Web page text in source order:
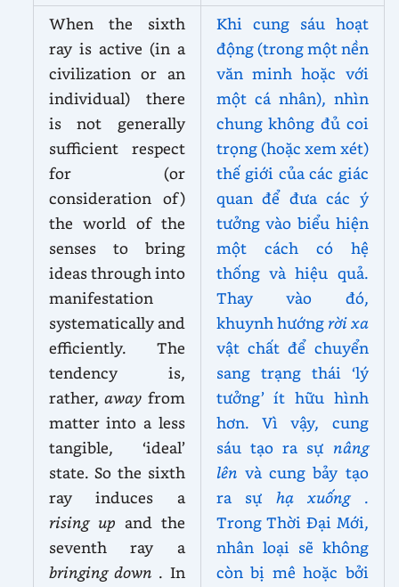
When the sixth
ray is active (in a
civilization or an
individual) there
is not generally
sufficient respect
for (or
consideration of)
the world of the
senses to bring
ideas through into
manifestation
systematically and
efficiently. The
tendency is,
rather, away from
matter into a less
tangible, ‘ideal’
state. So the sixth
ray induces a
rising up and the
seventh ray a
bringing down . In
Khi cung sáu hoạt
động (trong một nền
văn minh hoặc với
một cá nhân), nhìn
chung không đủ coi
trọng (hoặc xem xét)
thế giới của các giác
quan để đưa các ý
tưởng vào biểu hiện
một cách có hệ
thống và hiệu quả.
Thay vào đó,
khuynh hướng rời xa
vật chất để chuyển
sang trạng thái ‘lý
tưởng’ ít hữu hình
hơn. Vì vậy, cung
sáu tạo ra sự nâng
lên và cung bảy tạo
ra sự hạ xuống .
Trong Thời Đại Mới,
nhân loại sẽ không
còn bị mê hoặc bởi